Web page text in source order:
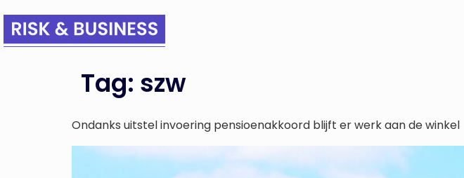
Tag: szw
Ondanks uitstel invoering pensioenakkoord blijft er werk aan de winkel